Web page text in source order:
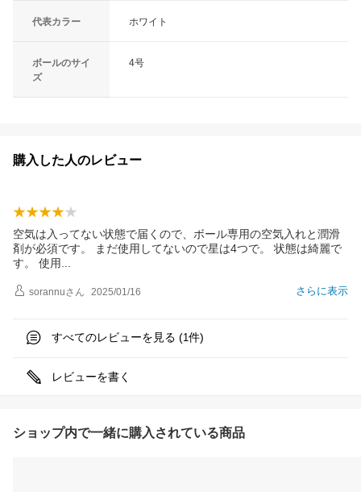
代表カラー ホワイト
ボールのサイ
ズ
4号
購入した人のレビュー
空気は入ってない状態で届くので、ボール専用の空気入れと潤滑
剤が必須です。 まだ使用してないので星は4つで。 状態は綺麗で
す。 使用
さらに表示
sorannuさん 2025/01/16
すべてのレビューを見る (1件)
レビューを書く
ショップ内で一緒に購入されている商品